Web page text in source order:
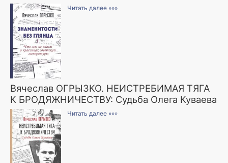
Читать далее »»»
Вячеслав ОГРЫЗКО. НЕИСТРЕБИМАЯ ТЯГА
К БРОДЯЖНИЧЕСТВУ: Судьба Олега Куваева
Читать далее »»»